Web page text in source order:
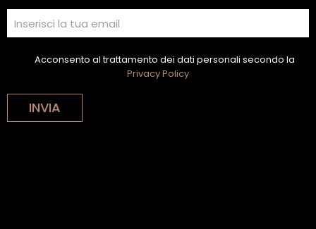
Acconsento al trattamento dei dati personali secondo la
Privacy Policy
INVIA